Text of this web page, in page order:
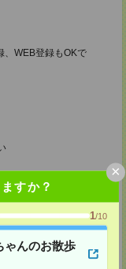
すか？
1/10
ゃんのお散歩
×
、WEB登録もOKで
5F 510号室